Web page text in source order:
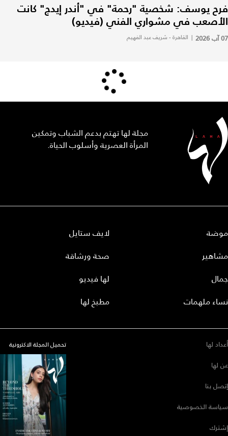
فرح يوسف: شخصية "رحمة" في "أندر إيدج" كانت
الأصعب في مشواري الفني (فيديو)
07 آب 2026 | القاهرة - شريف عبد الفهيم
مجلة لها تهتم بدعم الشباب وتمكين
المرأة العصرية وأسلوب الحياة.
موضة
مشاهير
جمال
نساء ملهمات
لايف ستايل
صحة ورشاقة
لها فيديو
مطبخ لها
أعداد لها
عن لها
إتصل بنا
سياسة الخصوصية
إشترك
تحميل المجلة الاكترونية